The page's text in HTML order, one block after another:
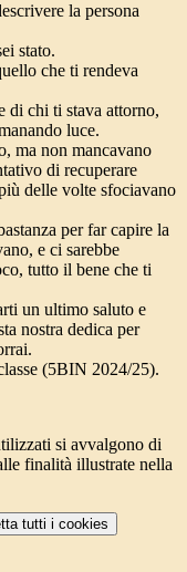
la persona
stato.
che ti rendeva
di chi ti stava attorno,
luce.
ma non mancavano
di recuperare
delle volte sfociavano
per far capire la
e ci sarebbe
tutto il bene che ti
un ultimo saluto e
nostra dedica per
(5BIN 2024/25).
si avvalgono di
finalità illustrate nella
tutti i cookies